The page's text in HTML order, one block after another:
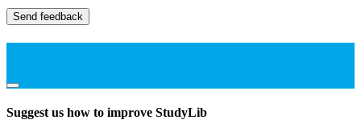
Send feedback
Suggest us how to improve StudyLib